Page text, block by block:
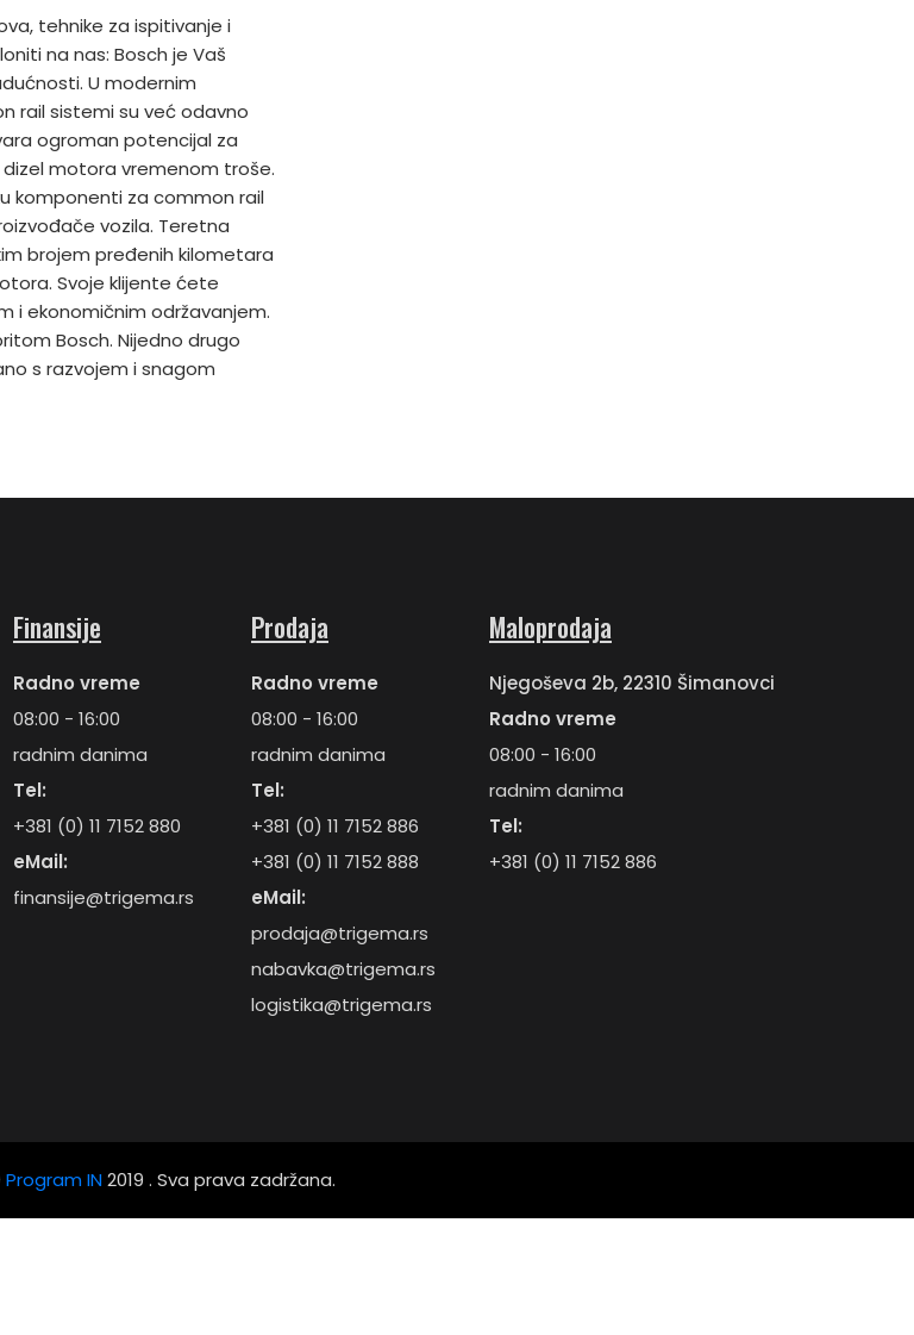
tehnike za ispitivanje i
na nas: Bosch je Vaš
U modernim
rail sistemi su već odavno
ogroman potencijal za
motora vremenom troše.
komponenti za common rail
vozila. Teretna
brojem pređenih kilometara
Svoje klijente ćete
i ekonomičnim održavanjem.
Bosch. Nijedno drugo
s razvojem i snagom
Finansije
Radno vreme
08:00 - 16:00
radnim danima
Tel:
+381 (0) 11 7152 880
eMail:
finansije@trigema.rs
Prodaja
Radno vreme
08:00 - 16:00
radnim danima
Tel:
+381 (0) 11 7152 886
+381 (0) 11 7152 888
eMail:
prodaja@trigema.rs
nabavka@trigema.rs
logistika@trigema.rs
Maloprodaja
Njegoševa 2b, 22310 Šimanovci
Radno vreme
08:00 - 16:00
radnim danima
Tel:
+381 (0) 11 7152 886
Program IN2019 . Sva prava zadržana.